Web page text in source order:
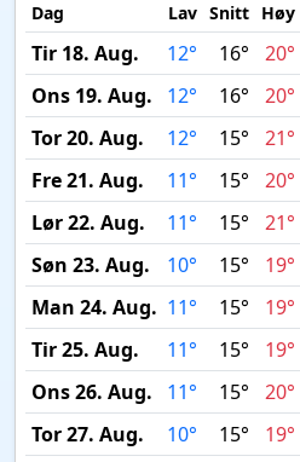
Dag Lav Snitt Høy
Tir 18. Aug. 12° 16° 20°
Ons 19. Aug.
12° 16° 20°
Tor 20. Aug.
12° 15° 21°
Fre 21. Aug.
11° 15° 20°
Lør 22. Aug.
11° 15° 21°
Søn 23. Aug.
10° 15° 19°
Man 24. Aug. 11° 15° 19°
Tir 25. Aug.
11° 15° 19°
Ons 26. Aug.
11° 15° 20°
Tor 27. Aug.
10° 15° 19°